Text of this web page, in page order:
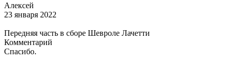
Алексей
23 января 2022
Передняя часть в сборе Шевроле Лачетти
Комментарий
Спасибо.